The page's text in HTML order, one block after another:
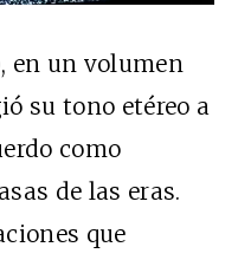
, en un volumen
su tono etéreo a
como
de las eras.
que